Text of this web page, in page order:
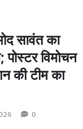
सावंत का
पोस्टर विमोचन
की टीम का
0